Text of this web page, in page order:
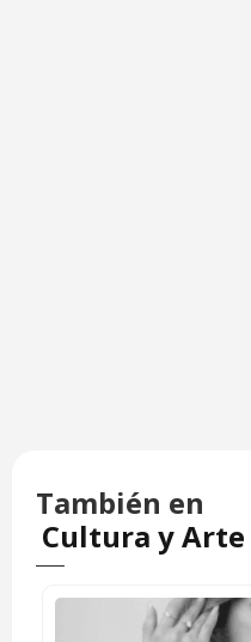
También en
Cultura y Arte